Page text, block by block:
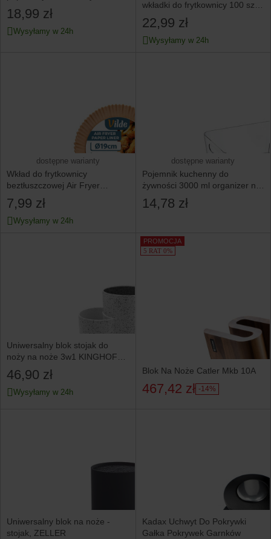
cm 100 szt.
18,99 zł
Wysyłamy w 24h
wkładki do frytkownicy 100 szt.
20 cm 364905
22,99 zł
Wysyłamy w 24h
dostępne warianty
Wkład do frytkownicy
beztłuszczowej Air Fryer
papierowy 19 cm 50 szt.
7,99 zł
Wysyłamy w 24h
dostępne warianty
Pojemnik kuchenny do
żywności 3000 ml organizer na
warzywa
14,78 zł
Uniwersalny blok stojak do
noży na noże 3w1 KINGHOFF
biały
46,90 zł
Wysyłamy w 24h
PROMOCJA
5 RAT 0%
Blok Na Noże Catler Mkb 10A
467,42 zł -14%
Uniwersalny blok na noże -
stojak, ZELLER
Kadax Uchwyt Do Pokrywki
Gałka Pokrywek Garnków